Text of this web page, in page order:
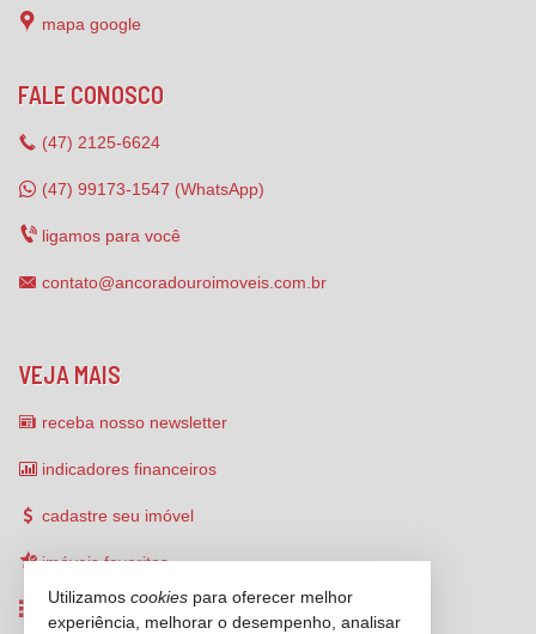
mapa google
FALE CONOSCO
(47) 2125-6624
(47) 99173-1547 (WhatsApp)
ligamos para você
contato@ancoradouroimoveis.com.br
VEJA MAIS
receba nosso newsletter
indicadores financeiros
cadastre seu imóvel
imóveis favoritos
mapa de imóveis
Utilizamos cookies para oferecer melhor
experiência, melhorar o desempenho, analisar